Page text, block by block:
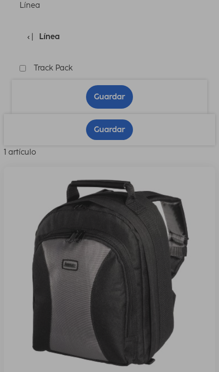
Línea
Línea
Track Pack
Guardar
Guardar
1 artículo